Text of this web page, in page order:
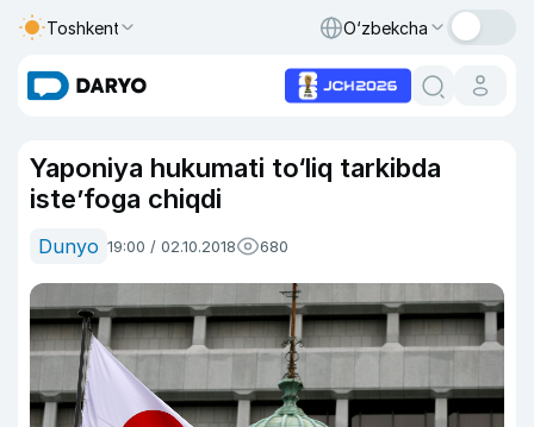
Toshkent O‘zbekcha
Yaponiya hukumati to‘liq tarkibda
iste’foga chiqdi
Dunyo 19:00 / 02.10.2018 680